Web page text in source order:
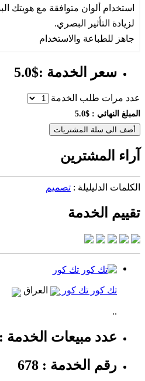
استخدام ألوان متوافقة مع هويتك
لزيادة التأثير البصري.
جاهز للطباعة والاستخدام
سعر الخدمة :$5.0
عدد مرات طلب الخدمة
المبلغ النهائي : $5.0
أضف الى سلة المشتريات
آراء المشترين
الكلمات الدليليلة : تصميم
تقييم الخدمة
تك كور تك كور العراق
..
عدد مبيعات الخدمة : 0
رقم الخدمة : 678